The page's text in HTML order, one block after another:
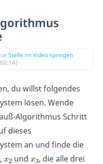
Stelle im Video springen
du willst folgendes
lösen. Wende
Algorithmus Schritt
dieses
an und finde die
, und , die alle drei